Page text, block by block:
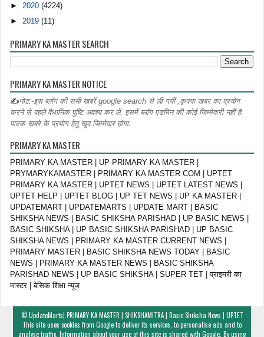
► 2020(4224)
►2019(11)
PRIMARY KA MASTER SEARCH
PRIMARY KA MASTER NOTICE
✍नोट:-इस ब्लॉग की सभी खबरें google search से लीं गयीं ,कृपया खबर का प्रयोग
करने से पहले वैधानिक पुष्टि अवश्य कर लें. इसमें ब्लॉग एडमिन की कोई जिम्मेदारी नहीं है.
पाठक ख़बरे के प्रयोग हेतु खुद जिम्मेदार होगा.
PRIMARY KA MASTER
PRIMARY KA MASTER | UP PRIMARY KA MASTER |
PRYMARYKAMASTER | PRIMARY KA MASTER COM | UPTET
PRIMARY KA MASTER | UPTET NEWS | UPTET LATEST NEWS |
UPTET HELP | UPTET BLOG | UP TET NEWS | UP KA MASTER |
UPDATEMART | UPDATEMARTS | UPDATE MART | BASIC
SHIKSHA NEWS | BASIC SHIKSHA PARISHAD | UP BASIC NEWS |
BASIC SHIKSHA | UP BASIC SHIKSHA PARISHAD | UP BASIC
SHIKSHA NEWS | PRIMARY KA MASTER CURRENT NEWS |
PRIMARY MASTER | BASIC SHIKSHA NEWS TODAY | BASIC
NEWS | PRIMARY KA MASTER NEWS | BASIC SHIKSHA
PARISHAD NEWS | UP BASIC SHIKSHA | SUPER TET | प्राइमरी का
मास्टर | बेसिक शिक्षा न्यूज
©UpdateMarts| PRIMARY KA MASTER | SHIKSHAMITRA | Basic Shiksha News | UPTET
This site uses cookies from Google to deliver its services, to personalise ads and to
analyse traffic. Information about your use of this site is shared with Google. By using